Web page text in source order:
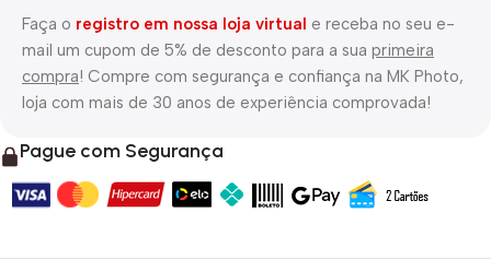
Faça o registro em nossa loja virtual e receba no seu e-
mail um cupom de 5% de desconto para a sua primeira
compra! Compre com segurança e confiança na MK Photo,
loja com mais de 30 anos de experiência comprovada!
Pague com Segurança